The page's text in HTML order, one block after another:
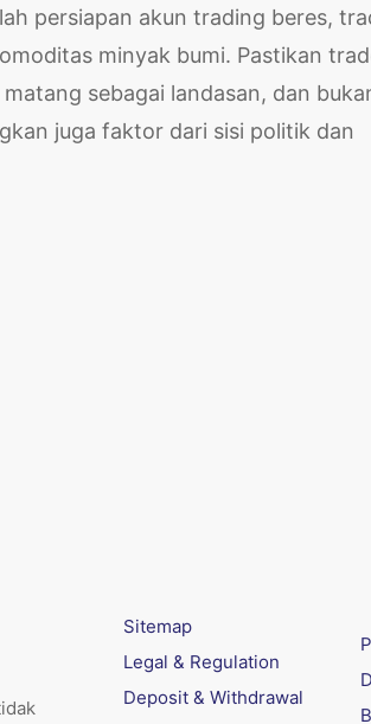
persiapan akun trading beres,
minyak bumi. Pastikan
sebagai landasan, dan
juga faktor dari sisi politik dan
Sitemap
Legal & Regulation
Deposit & Withdrawal